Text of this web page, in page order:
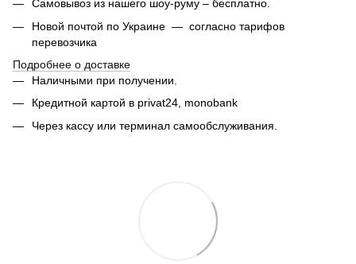
Самовывоз из нашего шоу-руму – бесплатно.
Новой почтой по Украине — согласно тарифов
перевозчика
Подробнее о доставке
Наличными при получении.
Кредитной картой в privat24, monobank
Через кассу или терминал самообслуживания.